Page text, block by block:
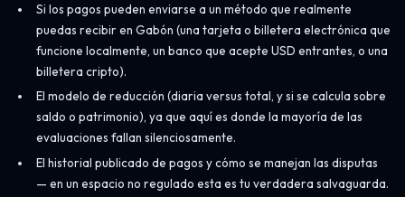
Si los pagos pueden enviarse a un método que realmente
puedas recibir en Gabón (una tarjeta o billetera electrónica que
funcione localmente, un banco que acepte USD entrantes, o una
billetera cripto).
El modelo de reducción (diaria versus total, y si se calcula sobre
saldo o patrimonio), ya que aquí es donde la mayoría de las
evaluaciones fallan silenciosamente.
El historial publicado de pagos y cómo se manejan las disputas
— en un espacio no regulado esta es tu verdadera salvaguarda.